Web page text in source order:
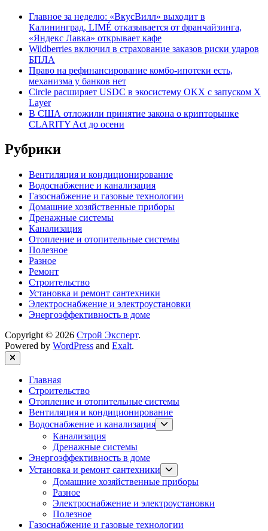
Главное за неделю: «ВкусВилл» выходит в
Калининград, LIMÉ отказывается от франчайзинга,
«Яндекс Лавка» открывает кафе
Wildberries включил в страхование заказов риски ударов
БПЛА
Право на рефинансирование комбо-ипотеки есть,
механизма у банков нет
Circle расширяет USDC в экосистему OKX с запуском X
Layer
В США отложили принятие закона о крипторынке
CLARITY Act до осени
Рубрики
Вентиляция и кондиционирование
Водоснабжение и канализация
Газоснабжение и газовые технологии
Домашние хозяйственные приборы
Дренажные системы
Канализация
Отопление и отопительные системы
Полезное
Разное
Ремонт
Строительство
Установка и ремонт сантехники
Электроснабжение и электроустановки
Энергоэффективность в доме
Copyright © 2026 Строй Эксперт.
Powered by WordPress and Exalt.
Close
Главная
Строительство
Отопление и отопительные системы
Вентиляция и кондиционирование
Водоснабжение и канализация
sub
Канализация
Дренажные системы
Энергоэффективность в доме
Установка и ремонт сантехники
sub
menu
Домашние хозяйственные приборы
Разное
Электроснабжение и электроустановки
Полезное
Газоснабжение и газовые технологии